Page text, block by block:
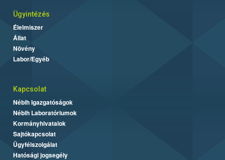
Ügyintézés
Élelmiszer
Állat
Növény
Labor/Egyéb
Kapcsolat
Nébih Igazgatóságok
Nébih Laboratóriumok
Kormányhivatalok
Sajtókapcsolat
Ügyfélszolgálat
Hatósági jogsegély